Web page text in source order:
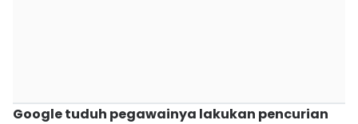
Google tuduh pegawainya lakukan pencurian